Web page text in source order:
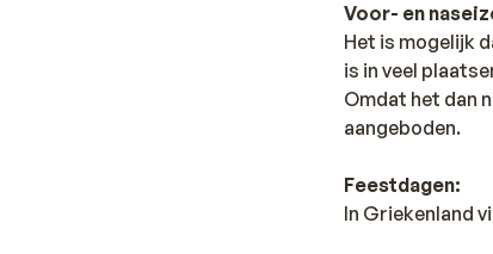
Voor- en
Het is mogelijk
is in veel
Omdat het dan
aangeboden.
Feestdagen:
In Griekenland